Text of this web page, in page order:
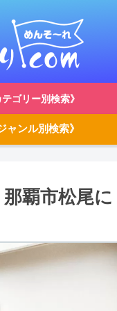
ゴリー別検索》
ャンル別検索》
覇市松尾に